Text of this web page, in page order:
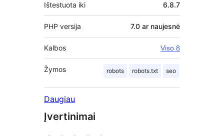
Ištestuota iki 6.8.7
PHP versija 7.0 ar naujesnė
Kalbos Viso 8
Žymos robots robots.txt seo
Daugiau
Įvertinimai